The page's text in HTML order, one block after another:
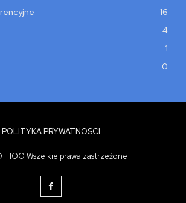
16
4
1
0
POLITYKA PRYWATNOSCI
Wszelkie prawa zastrzeżone